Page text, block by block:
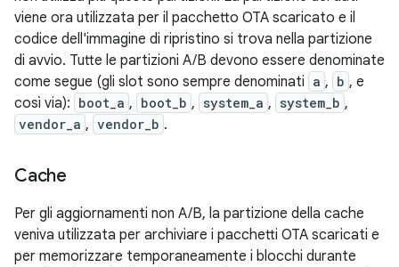
viene ora utilizzata per il pacchetto OTA scaricato e il
codice dell'immagine di ripristino si trova nella partizione
di avvio. Tutte le partizioni A/B devono essere denominate
come segue (gli slot sono sempre denominati a , b , e
così via): boot_a , boot_b , system_a , system_b ,
vendor_a , vendor_b .
Cache
Per gli aggiornamenti non A/B, la partizione della cache
veniva utilizzata per archiviare i pacchetti OTA scaricati e
per memorizzare temporaneamente i blocchi durante